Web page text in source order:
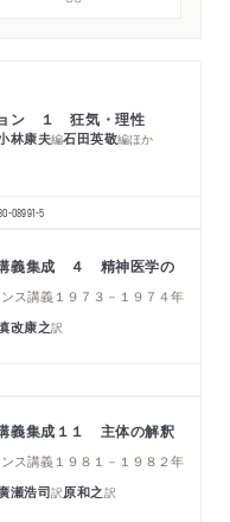
ョン １ 狂気・理性
林康夫編石田英敬編ほか
08991-5
講義集成 ４ 精神医学の
ス講義１９７３－１９７４年
改康之訳
義集成１１ 主体の解釈
ス講義１９８１－１９８２年
瀬浩司訳原和之訳